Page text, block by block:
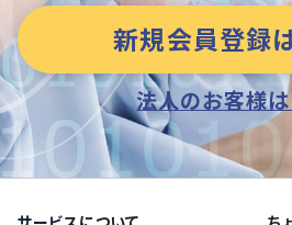
新規会員登録
法人のお客様